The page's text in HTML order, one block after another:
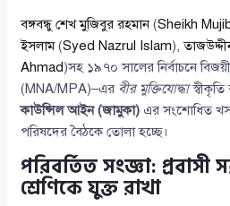
বঙ্গবন্ধু শেখ মুজিবুর রহমান(Sheikh
ইসলাম(Syed Nazrul Islam),
Ahmad)সহ ১৯৭০ সালের নির্বাচনে
(MNA/MPA)–এর বীর মুক্তিযোদ্ধা
কাউন্সিল আইন (জামুকা) এর সংশোধিত
পরিষদের বৈঠকে তোলা হচ্ছে।
পরিবর্তিত সংজ্ঞা:
শ্রেণিকে যুক্ত রাখা